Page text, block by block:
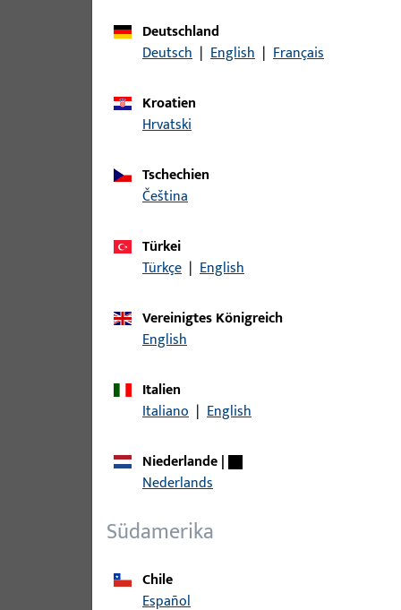
Deutschland
Deutsch | English | Français
Kroatien
Hrvatski
Tschechien
čeština
Türkei
Türkçe | English
Vereinigtes Königreich
English
Italien
Italiano | English
Niederlande|
Nederlands
Südamerika
Chile
Español